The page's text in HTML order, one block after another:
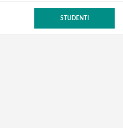
STUDENTI